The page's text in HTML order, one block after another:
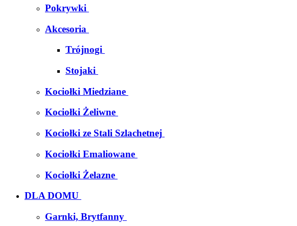
Pokrywki
Akcesoria
Trójnogi
Stojaki
Kociołki Miedziane
Kociołki Żeliwne
Kociołki ze Stali Szlachetnej
Kociołki Emaliowane
Kociołki Żelazne
DLA DOMU
Garnki, Brytfanny